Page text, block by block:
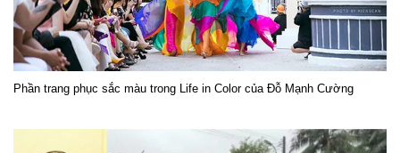
Phần trang phục sắc màu trong Life in Color của Đỗ Mạnh Cường